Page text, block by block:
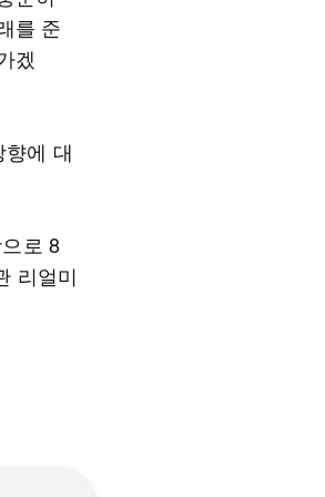
를 준
겠
에 대
로 8
리얼미